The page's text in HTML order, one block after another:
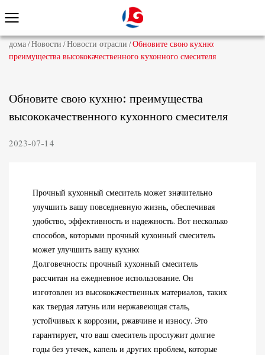
дома /Новости /Новости отрасли /Обновите свою кухню:
преимущества высококачественного кухонного смесителя
Обновите свою кухню: преимущества
высококачественного кухонного смесителя
2023-07-14
Прочный кухонный смеситель может значительно
улучшить вашу повседневную жизнь, обеспечивая
удобство, эффективность и надежность. Вот несколько
способов, которыми прочный кухонный смеситель
может улучшить вашу кухню:
Долговечность: прочный кухонный смеситель
рассчитан на ежедневное использование. Он
изготовлен из высококачественных материалов, таких
как твердая латунь или нержавеющая сталь,
устойчивых к коррозии, ржавчине и износу. Это
гарантирует, что ваш смеситель прослужит долгие
годы без утечек, капель и других проблем, которые